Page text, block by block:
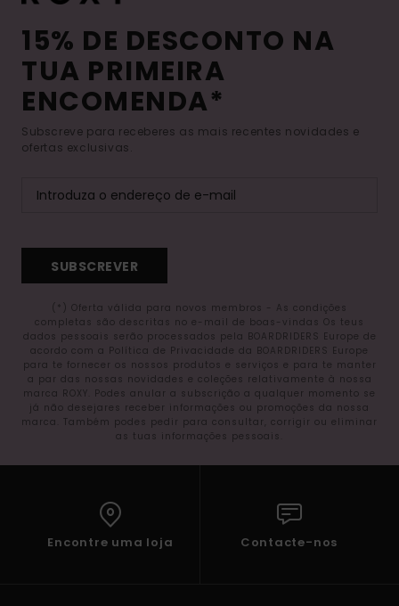
15% DE DESCONTO NA
TUA PRIMEIRA
ENCOMENDA*
Subscreve para receberes as mais recentes novidades e
ofertas exclusivas.
SUBSCREVER
(*) Oferta válida para novos membros - As condições
completas são descritas no e-mail de boas-vindas Os teus
dados pessoais serão processados pela BOARDRIDERS Europe de
acordo com a Política de Privacidade da BOARDRIDERS Europe
para te fornecer os nossos produtos e serviços e para te manter
a par das nossas novidades e coleções relativamente à nossa
marca ROXY. Podes anular a subscrição a qualquer momento se
já não desejares receber informações ou promoções da nossa
marca. Também podes pedir para consultar, corrigir ou eliminar
as tuas informações pessoais.
Encontre uma loja Contacte-nos